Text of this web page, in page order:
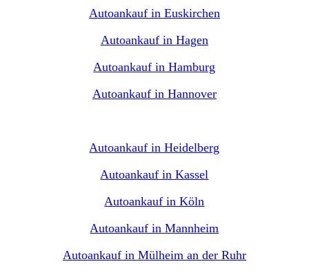
Autoankauf in Euskirchen
Autoankauf in Hagen
Autoankauf in Hamburg
Autoankauf in Hannover
Autoankauf in Heidelberg
Autoankauf in Kassel
Autoankauf in Köln
Autoankauf in Mannheim
Autoankauf in Mülheim an der Ruhr